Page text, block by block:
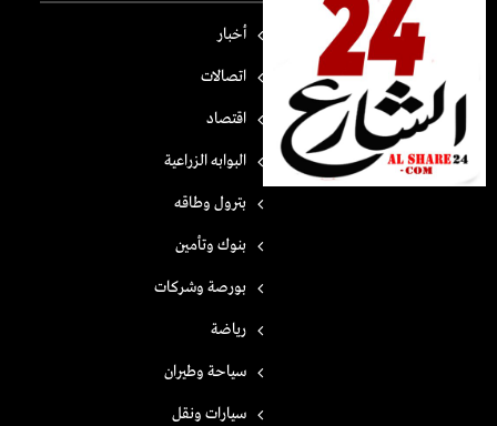
أخبار
اتصالات
اقتصاد
البوابه الزراعية
بترول وطاقه
بنوك وتأمين
بورصة وشركات
رياضة
سياحة وطيران
سيارات ونقل